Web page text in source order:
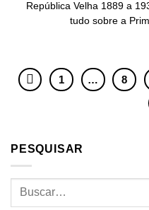
República Velha 1889 a
tudo sobre a
1 … 8
PESQUISAR